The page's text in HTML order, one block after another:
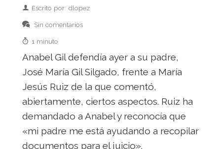
Escrito por: dlopez
Sin comentarios
1 minuto
Anabel Gil defendía ayer a su padre,
José María Gil Silgado, frente a María
Jesús Ruiz de la que comentó,
abiertamente, ciertos aspectos. Ruiz ha
demandado a Anabel y reconocía que
«mi padre me está ayudando a recopilar
documentos para el juicio».